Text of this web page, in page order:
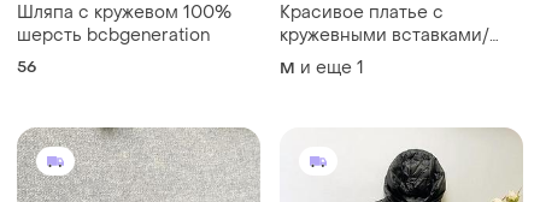
Шляпа с кружевом 100%
шерсть bcbgeneration
56
Красивое платье с
кружевными вставками/
платье
M и еще 1